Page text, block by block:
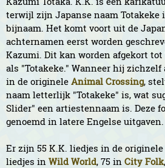
terwijl zijn Japanse naam Totakeke
bijnaam. Het komt voort uit de
achternamen eerst worden
Kazumi. Dit kan worden afgekort
als "Totakeke." Wanneer hij zichzelf
in de originele Animal Crossing,
naam letterlijk "Totakeke" is, wat
Slider" een artiestennaam is. Deze
genoemd in latere Engelse uitgaven.
Er zijn 55 K.K. liedjes in de originele
liedjes in Wild World, 75 in City Folk